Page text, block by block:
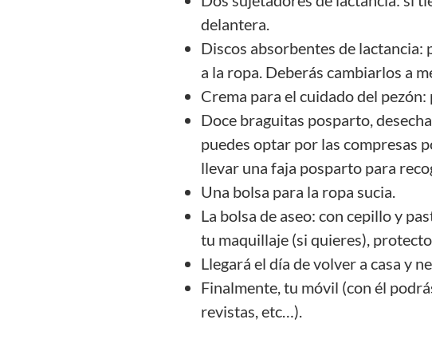
delantera.
Discos absorbentes de lactancia:
a la ropa. Deberás cambiarlos a
Crema para el cuidado del
Doce braguitas posparto,
puedes optar por las compresas
llevar una faja posparto para
Una bolsa para la ropa sucia.
La bolsa de aseo: con cepillo y
tu maquillaje (si quieres),
Llegará el día de volver a casa y
Finalmente, tu móvil (con él
revistas, etc…).